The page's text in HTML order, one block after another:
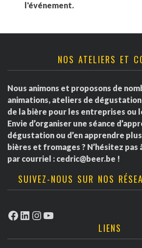
l'événement.
NOS ATELIERS ET
Nous animons et proposons de
animations, ateliers de
de la bière pour les entreprises ou
Envie d’organiser une séance
dégustation ou d’en apprendre
bières et fromages ? N’hésitez pas
par courriel : cedric@beer.be !
SUIVEZ-NOUS SUR NOS
Facebook
LinkedIn
Instagram
YouTube
LIENS